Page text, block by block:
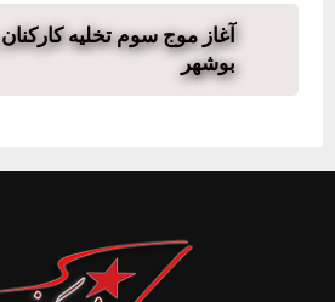
آغاز موج سوم تخلیه
بوشهر